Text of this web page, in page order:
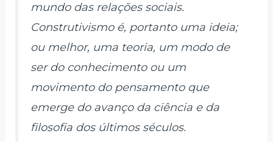
mundo das relações sociais.
Construtivismo é, portanto uma ideia;
ou melhor, uma teoria, um modo de
ser do conhecimento ou um
movimento do pensamento que
emerge do avanço da ciência e da
filosofia dos últimos séculos.